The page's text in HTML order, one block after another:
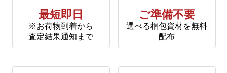
最短即日
※お荷物到着から
査定結果通知まで
ご準備不要
選べる梱包資材を無料
配布